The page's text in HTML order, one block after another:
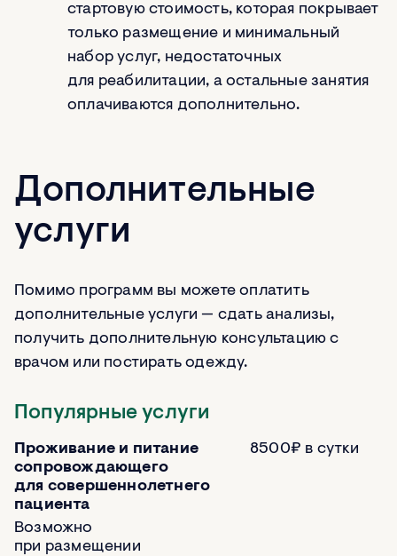
стартовую стоимость, которая покрывает
только размещение и минимальный
набор услуг, недостаточных
для реабилитации, а остальные занятия
оплачиваются дополнительно.
Дополнительные
услуги
Помимо программ вы можете оплатить
дополнительные услуги — сдать анализы,
получить дополнительную консультацию с
врачом или постирать одежду.
Популярные услуги
Проживание и питание
сопровождающего
для совершеннолетнего
пациента
Возможно
при размещении
8500₽ в сутки